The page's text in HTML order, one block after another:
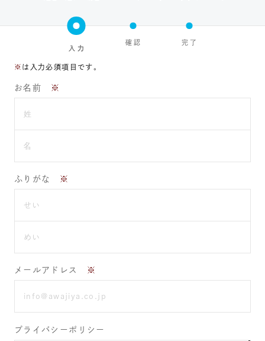
入 力
確 認 完 了
※ は入力必須項目です。
お名前 ※
ふりがな ※
メールアドレス ※
プライバシーポリシー